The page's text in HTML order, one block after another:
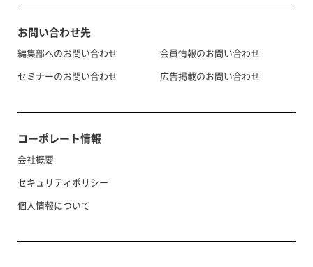
お問い合わせ先
編集部へのお問い合わせ
セミナーのお問い合わせ
会員情報のお問い合わせ
広告掲載のお問い合わせ
コーポレート情報
会社概要
セキュリティポリシー
個人情報について